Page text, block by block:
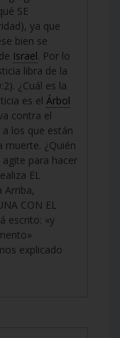
SE
ya que
bien se
Israel. Por lo
libra de la
¿Cuál es la
es el Árbol
contra el
los que están
muerte. ¿Quién
agite para hacer
EL
Arriba,
CON EL
escrito: «y
explicado